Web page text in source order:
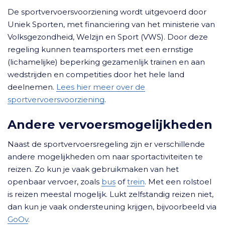
De sportvervoersvoorziening wordt uitgevoerd door
Uniek Sporten, met financiering van het ministerie van
Volksgezondheid, Welzijn en Sport (VWS). Door deze
regeling kunnen teamsporters met een ernstige
(lichamelijke) beperking gezamenlijk trainen en aan
wedstrijden en competities door het hele land
deelnemen. Lees hier meer over de
sportvervoersvoorziening.
Andere vervoersmogelijkheden
Naast de sportvervoersregeling zijn er verschillende
andere mogelijkheden om naar sportactiviteiten te
reizen. Zo kun je vaak gebruikmaken van het
openbaar vervoer, zoals bus oftrein. Met een rolstoel
is reizen meestal mogelijk. Lukt zelfstandig reizen niet,
dan kun je vaak ondersteuning krijgen, bijvoorbeeld via
GoOv.